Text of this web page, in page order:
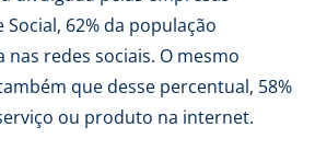
62% da população
nas redes sociais. O mesmo
que desse percentual, 58%
ou produto na internet.